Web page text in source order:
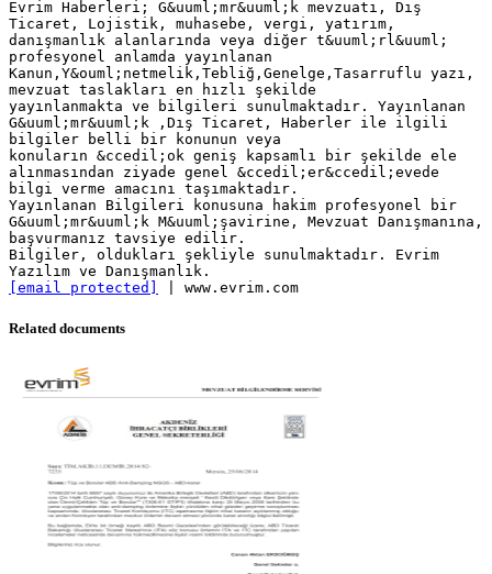
Evrim Haberleri; G&uuml;mr&uuml;k mevzuatı, Dış
Ticaret, Lojistik, muhasebe, vergi, yatırım,
danışmanlık alanlarında veya diğer t&uuml;rl&uuml;
profesyonel anlamda yayınlanan
Kanun,Y&ouml;netmelik,Tebliğ,Genelge,Tasarruflu yazı,
mevzuat taslakları en hızlı şekilde
yayınlanmakta ve bilgileri sunulmaktadır. Yayınlanan
G&uuml;mr&uuml;k ,Dış Ticaret, Haberler ile ilgili
bilgiler belli bir konunun veya
konuların &ccedil;ok geniş kapsamlı bir şekilde ele
alınmasından ziyade genel &ccedil;er&ccedil;evede
bilgi verme amacını taşımaktadır.
Yayınlanan Bilgileri konusuna hakim profesyonel bir
G&uuml;mr&uuml;k M&uuml;şavirine, Mevzuat Danışmanına,
başvurmanız tavsiye edilir.
Bilgiler, oldukları şekliyle sunulmaktadır. Evrim
[email protected]
Related documents